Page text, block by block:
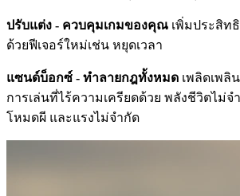
ปรับแต่ง - ควบคุมเกมของคุณ เพิ่มประสิท
ด้วยฟีเจอร์ใหม่เช่น หยุดเวลา
แซนด์บ็อกซ์ - ทำลายกฎทั้งหมด เพลิดเพลิ
การเล่นที่ไร้ความเครียดด้วย พลังชีวิตไม่จ
โหมดผี และแรงไม่จำกัด